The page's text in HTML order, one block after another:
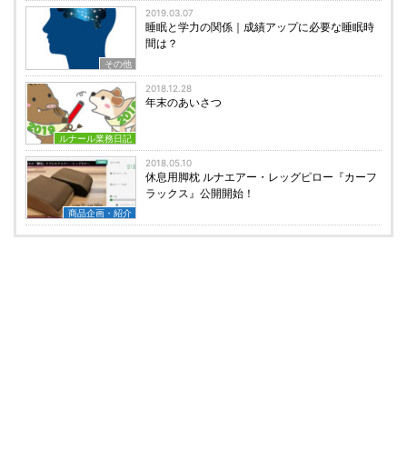
その他
2019.03.07
睡眠と学力の関係｜成績アップに必要な睡眠時
間は？
ルナール業務日記
2018.12.28
年末のあいさつ
商品企画・紹介
2018.05.10
休息用脚枕 ルナエアー・レッグピロー『カーフ
ラックス』公開開始！